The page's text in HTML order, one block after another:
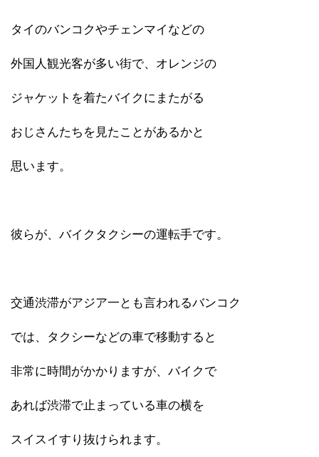
タイのバンコクやチェンマイなどの
外国人観光客が多い街で、オレンジの
ジャケットを着たバイクにまたがる
おじさんたちを見たことがあるかと
思います。
彼らが、バイクタクシーの運転手です。
交通渋滞がアジア一とも言われるバンコク
では、タクシーなどの車で移動すると
非常に時間がかかりますが、バイクで
あれば渋滞で止まっている車の横を
スイスイすり抜けられます。